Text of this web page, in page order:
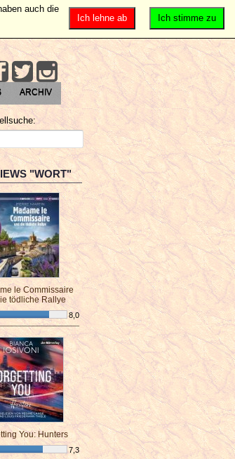
ARCHIV
"WORT"
le Commissaire
tödliche Rallye
8,0
You: Hunters
7,3
Ich stimme zu
Ich lehne ab
auch die